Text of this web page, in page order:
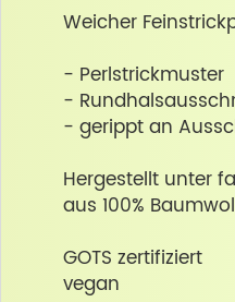
Weicher
- Perlstrickmuster
-
- gerippt an
Hergestellt unter
aus 100%
GOTS zertifiziert
vegan